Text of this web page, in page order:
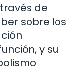
de
sobre los
y su